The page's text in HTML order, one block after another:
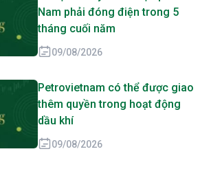
Nam phải đóng điện trong 5
tháng cuối năm
09/08/2026
Petrovietnam có thể được giao
thêm quyền trong hoạt động
dầu khí
09/08/2026